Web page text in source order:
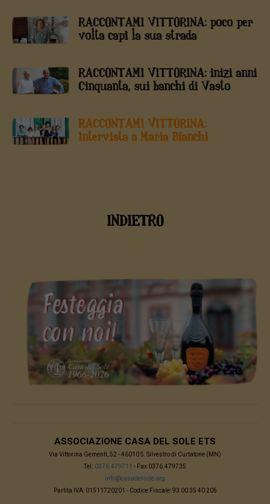
RACCONTAMI VITTORINA: poco per
volta capì la sua strada
RACCONTAMI VITTORINA: inizi anni
Cinquanta, sui banchi di Vasto
RACCONTAMI VITTORINA:
Intervista a Maria Bianchi
INDIETRO
ASSOCIAZIONE CASA DEL SOLE ETS
Via Vittorina Gementi, 52 - 46010 S. Silvestro di Curtatone (MN)
Tel. 0376.479711 - Fax 0376.479735
info@casadelsole.org
Partita IVA: 01511720201 - Codice Fiscale: 93 00 35 40 205